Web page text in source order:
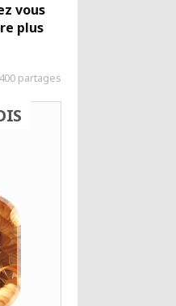
vous
plus
partages